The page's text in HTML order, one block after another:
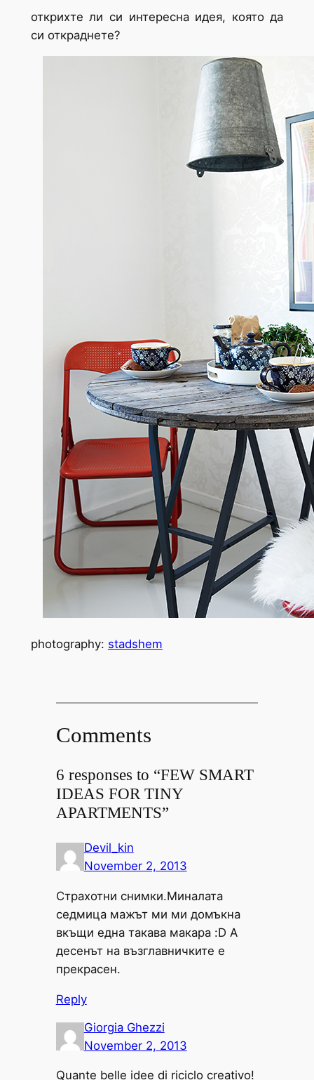
открихте ли си интересна идея, която да
си откраднете?
photography: stadshem
Comments
6 responses to “FEW SMART
IDEAS FOR TINY
APARTMENTS”
Devil_kin
November 2, 2013
Страхотни снимки.Миналата
седмица мажът ми ми домъкна
вкъщи една такава макара :D А
десенът на възглавничките е
прекрасен.
Reply
Giorgia Ghezzi
November 2, 2013
Quante belle idee di riciclo creativo!